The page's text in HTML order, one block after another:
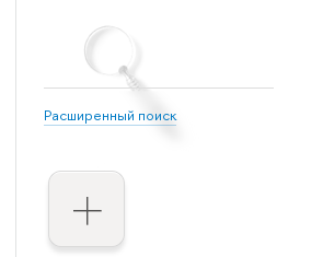
Расширенный поиск